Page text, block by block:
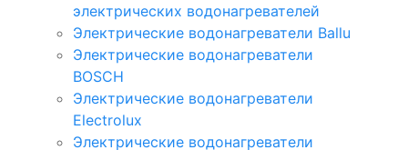
электрических водонагревателей
Электрические водонагреватели Ballu
Электрические водонагреватели
BOSCH
Электрические водонагреватели
Electrolux
Электрические водонагреватели